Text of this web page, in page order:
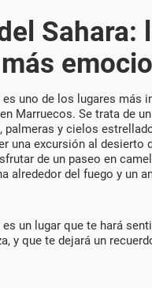
Sahara:
es uno de los lugares más
Marruecos. Se trata de
palmeras y cielos
una excursión al desierto
de un paseo en
alrededor del fuego y un
un lugar que te hará
y que te dejará un